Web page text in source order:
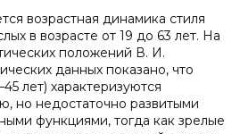
возрастная динамика стиля
в возрасте от 19 до 63 лет. На
положений В. И.
данных показано, что
лет) характеризуются
но недостаточно развитыми
функциями, тогда как зрелые